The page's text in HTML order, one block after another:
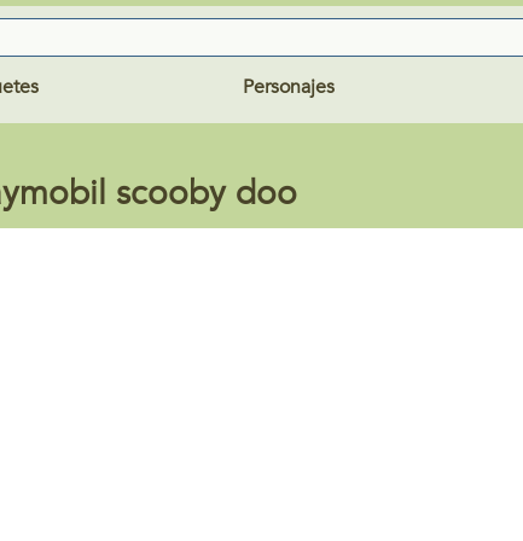
Personajes
scooby doo